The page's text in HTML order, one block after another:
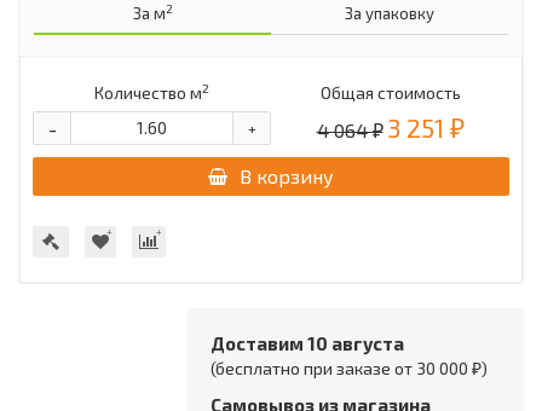
За м2 За упаковку
Количество м2
+
-
Общая стоимость
4 064 ₽ 3 251 ₽
В корзину
Доставим 10 августа
(бесплатно при заказе от 30 000 ₽)
Самовывоз из магазина